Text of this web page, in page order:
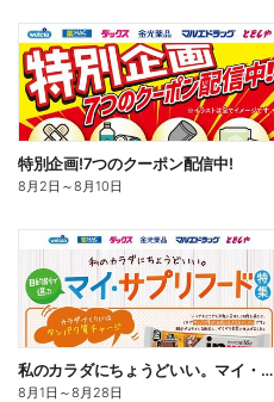
特別企画!7つのクーポン配信中!
8月2日 ～8月10日
私のカラダにちょうどいい。マイ・サプリフード
8月1日 ～8月28日